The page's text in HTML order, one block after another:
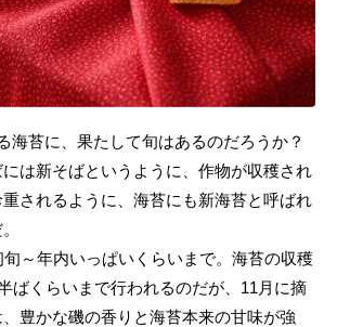
海苔に、果たして旬はあるのだろうか？
は新そばというように、作物が収穫され
されるように、海苔にも新海苔と呼ばれ
～年内いっぱいくらいまで。海苔の収穫
ばくらいまで行われるのだが、11月に摘
豊かな磯の香りと海苔本来の甘味が強